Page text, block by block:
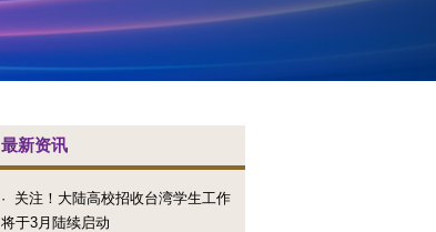
最新资讯
· 关注！大陆高校招收台湾学生工作
将于3月陆续启动